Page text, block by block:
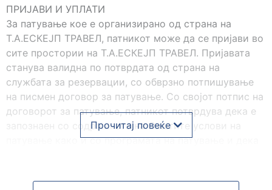
ПРИЈАВИ И УПЛАТИ
За патување кое е организирано од страна на
Т.А.ЕСКЕЈП ТРАВЕЛ, патникот може да се пријави во
сите простории на Т.А.ЕСКЕЈП ТРАВЕЛ. Пријавата
станува валидна по потврдата од страна на
службата за резервации, со обврзно потпишување
на писмен договор за патување. Со својот потпис на
договорот за патување, патникот потврдува дека е
запознаен со содржината на Општите услови на
патување како и со програмата на патување и дека
износот на целиот аранжман, доколку не е поинаку
Прочитај повеќе